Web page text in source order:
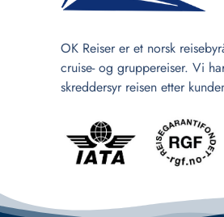
OK Reiser er et norsk
cruise- og gruppereiser. Vi
skreddersyr reisen etter